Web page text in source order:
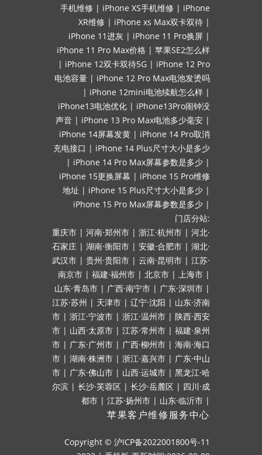
手机维修 | iPhone XS手机维修 | iPhone
XR维修 | iPhone xs Max双卡双待 |
iPhone 11进灰 | iPhone 11 Pro换屏 |
iPhone 11 Pro Max价格 | 苹果SE2怎么样
| iPhone 12双卡双待5G | iPhone 12 Pro
电池容量 | iPhone 12 Pro Max电池发烫吗
| iPhone 12mini电池续航怎么样 |
iPhone13电池优化 | iPhone13Pro闹钟没
声音 | iPhone 13 Pro Max电池多少毫安 |
iPhone 14屏幕发黄 | iPhone 14 Pro取消
充电接口 | iPhone 14 Plus尺寸大小是多少
| iPhone 14 Pro Max屏幕参数是多少 |
iPhone 15更换屏幕 | iPhone 15 Pro维修
地址 | iPhone 15 Plus尺寸大小是多少 |
iPhone 15 Pro Max屏幕参数是多少 |
门店分站:
重庆市 | 河南·郑州市 | 浙江·杭州市 | 河北·
石家庄 | 湖南·衡阳市 | 安徽·合肥市 | 湖北·
武汉市 | 贵州·贵阳市 | 云南·昆明市 | 江苏·
南京市 | 福建·福州市 | 北京市 | 上海市 |
山东·青岛市 | 广西·南宁市 | 广东·深圳市 |
江苏·苏州 | 天津市 | 辽宁·沈阳 | 山东·济南
市 | 浙江·宁波市 | 浙江·温州市 | 陕西·西安
市 | 山西·太原市 | 江苏·常州市 | 福建·泉州
市 | 广东·广州市 | 广西·柳州市 | 海南·海口
市 | 湖南·株洲市 | 浙江·嘉兴市 | 广东·中山
市 | 广东·佛山市 | 山西·运城市 | 黑龙江·哈
尔滨 | 长沙·芙蓉区 | 长沙·岳麓区 | 四川·成
都市 | 江苏·扬州市 | 山东·临沂市 |
苹果客户维修服务中心
Copyright © 沪ICP备2022001800号-11